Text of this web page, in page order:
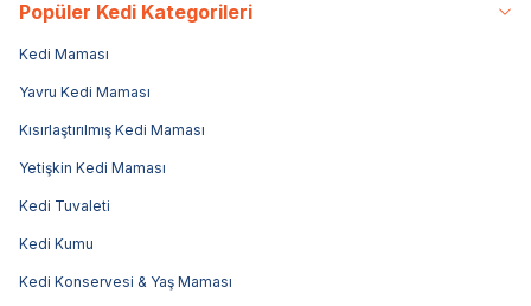
Popüler Kedi Kategorileri
Kedi Maması
Yavru Kedi Maması
Kısırlaştırılmış Kedi Maması
Yetişkin Kedi Maması
Kedi Tuvaleti
Kedi Kumu
Kedi Konservesi & Yaş Maması